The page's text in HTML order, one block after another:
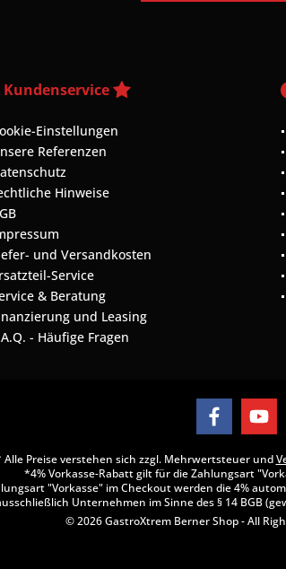
Kundenservice
Einstellungen
Referenzen
Hinweise
und Versandkosten
Service
& Beratung
und Leasing
- Häufige Fragen
Alle Preise verstehen sich zzgl. Mehrwertsteuer und
*4% Vorkasse-Rabatt gilt für die Zahlungsart
"Vorkasse" im Checkout werden die 4%
Unternehmen im Sinne des § 14 BGB
© 2026 GastroXtrem Berner Shop - All